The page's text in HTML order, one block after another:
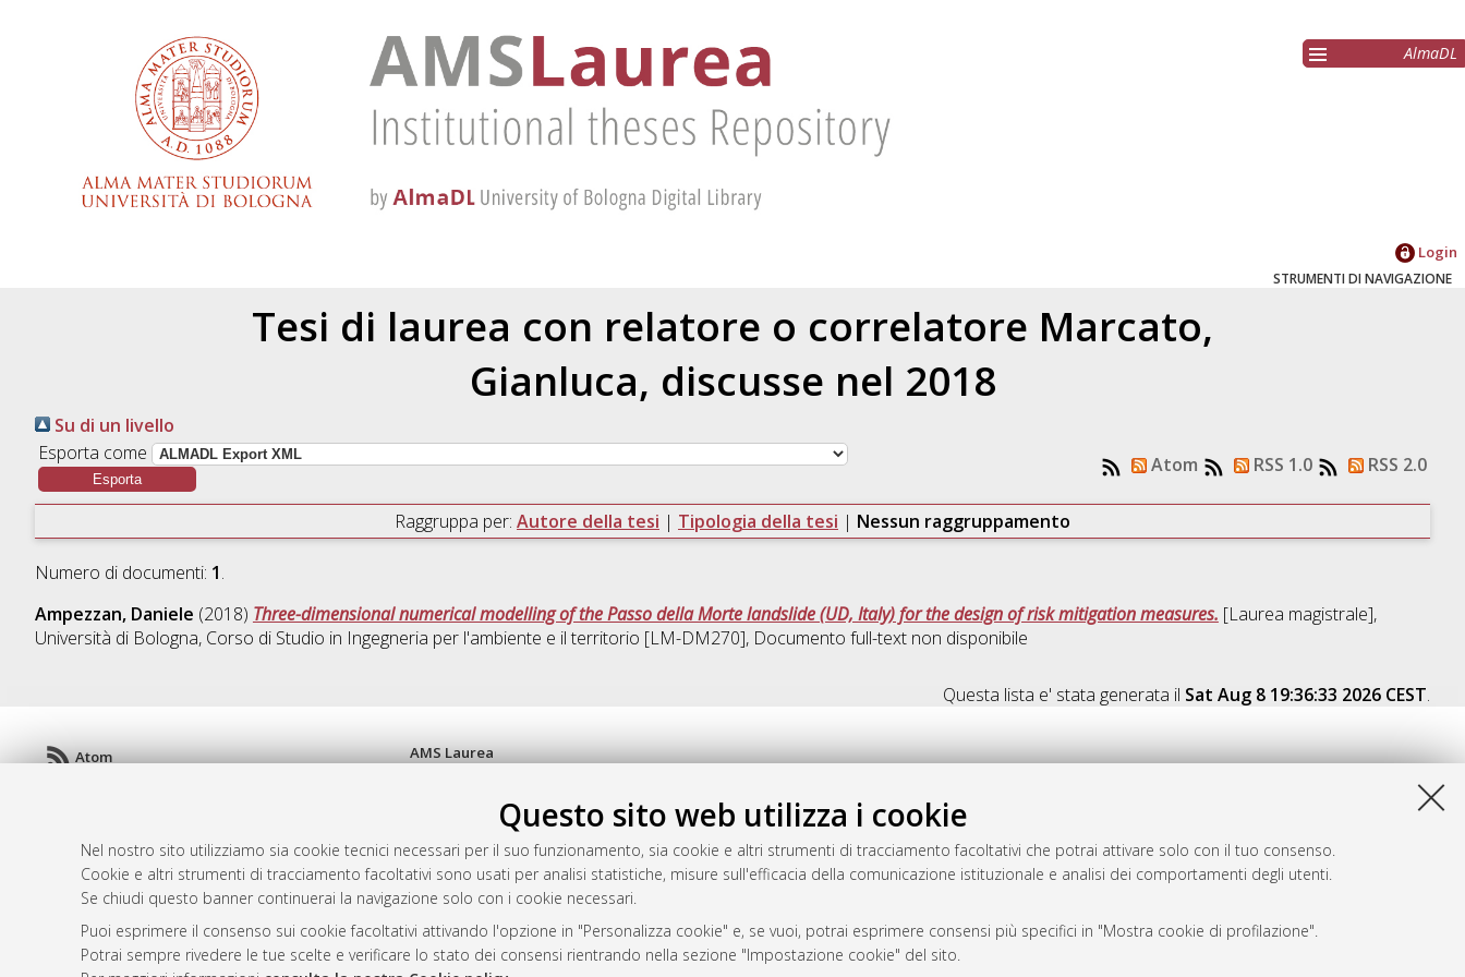
Questo sito web utilizza i cookie
Nel nostro sito utilizziamo sia cookie tecnici necessari per il suo funzionamento, sia cookie e altri strumenti di tracciamento facoltativi che potrai attivare solo con il tuo consenso.
Cookie e altri strumenti di tracciamento facoltativi sono usati per analisi statistiche, misure sull'efficacia della comunicazione istituzionale e analisi dei comportamenti degli utenti.
Se chiudi questo banner continuerai la navigazione solo con i cookie necessari.
Puoi esprimere il consenso sui cookie facoltativi attivando l'opzione in "Personalizza cookie" e, se vuoi, potrai esprimere consensi più specifici in "Mostra cookie di profilazione".
Potrai sempre rivedere le tue scelte e verificare lo stato dei consensi rientrando nella sezione "Impostazione cookie" del sito.
AlmaDL
Login
STRUMENTI DI NAVIGAZIONE
Tesi di laurea con relatore o correlatore Marcato,
Gianluca, discusse nel 2018
Su di un livello
Esporta come
Atom RSS 1.0 RSS 2.0
Raggruppa per: Autore della tesi | Tipologia della tesi | Nessun raggruppamento
Numero di documenti: 1.
Ampezzan, Daniele (2018) Three-dimensional numerical modelling of the Passo della Morte landslide (UD, Italy) for the design of risk mitigation measures. [Laurea magistrale],
Università di Bologna, Corso di Studio in Ingegneria per l'ambiente e il territorio [LM-DM270], Documento full-text non disponibile
Questa lista e' stata generata il Sat Aug 8 19:36:33 2026 CEST.
Atom
AMS Laurea
Impostazioni Cookie
Informativa sulla privacy
Condizioni d’uso del sito
© ALMA MATER STUDIORUM - Università di Bologna, 2007-2026.